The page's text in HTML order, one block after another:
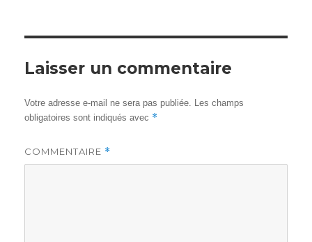
Laisser un commentaire
Votre adresse e-mail ne sera pas publiée. Les champs
obligatoires sont indiqués avec *
COMMENTAIRE *